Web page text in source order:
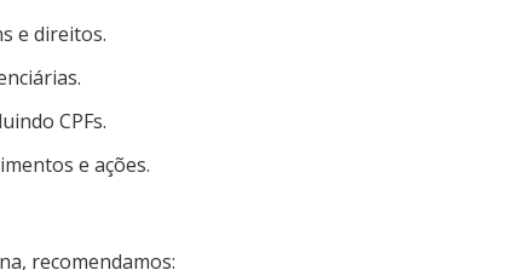
e direitos.
CPFs.
e ações.
recomendamos: